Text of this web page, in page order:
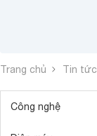
Trang chủ Tin tức
Công nghệ